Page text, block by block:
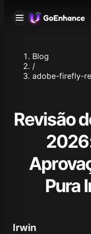
Blog
/
adobe-firefly-
Revisão
Pura
Irwin